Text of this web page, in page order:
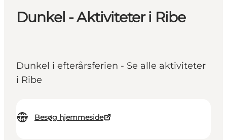
Dunkel - Aktiviteter i Ribe
Dunkel i efterårsferien - Se alle aktiviteter
i Ribe
Besøg hjemmeside